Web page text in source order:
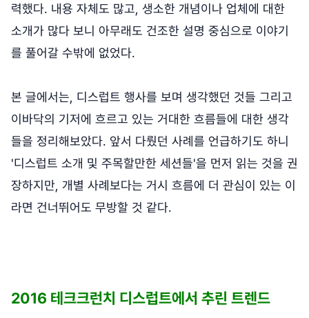
력했다. 내용 자체도 많고, 생소한 개념이나 업체에 대한
소개가 많다 보니 아무래도 건조한 설명 중심으로 이야기
를 풀어갈 수밖에 없었다.
본 글에서는, 디스럽트 행사를 보며 생각했던 것들 그리고
이바닥의 기저에 흐르고 있는 거대한 흐름들에 대한 생각
들을 정리해보았다. 앞서 다뤘던 사례를 언급하기도 하니
'디스럽트 소개 및 주목할만한 세션들'을 먼저 읽는 것을 권
장하지만, 개별 사례보다는 거시 흐름에 더 관심이 있는 이
라면 건너뛰어도 무방할 것 같다.
2016 테크크런치 디스럽트에서 추린 트렌드